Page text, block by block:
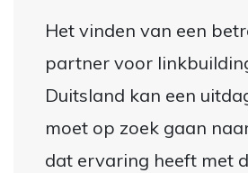
Het vinden van een
partner voor
Duitsland kan een
moet op zoek gaan
dat ervaring heeft met